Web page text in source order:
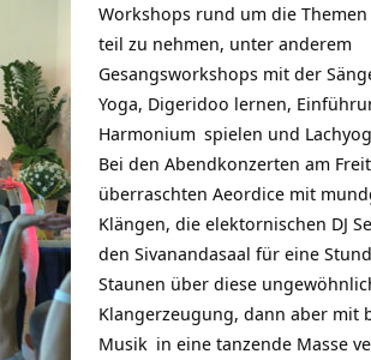
Workshops rund um die Themen
teil zu nehmen, unter anderem
Gesangsworkshops mit der
Yoga, Digeridoo lernen,
Harmonium spielen und
Bei den Abendkonzerten am
überraschten Aeordice mit
Klängen, die elektornischen DJ
den Sivanandasaal für eine
Staunen über diese
Klangerzeugung, dann aber mit
Musik in eine tanzende Masse